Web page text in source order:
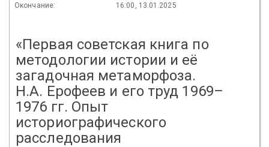
Окончание: 16:00, 13.01.2025
«Первая советская книга по
методологии истории и её
загадочная метаморфоза.
Н.А. Ерофеев и его труд 1969–
1976 гг. Опыт
историографического
расследования